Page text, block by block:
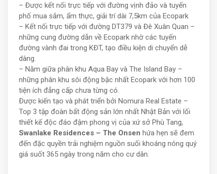
– Được kết nối trực tiếp với đường vịnh đảo và tuyến
phố mua sắm, ẩm thực, giải trí dài 7,5km của Ecopark
– Kết nối trực tiếp với đường DT379 và Đê Xuân Quan –
những cung đường dẫn về Ecopark nhờ các tuyến
đường vành đai trong KĐT, tạo điều kiện di chuyển dễ
dàng.
– Nằm giữa phân khu Aqua Bay và The Island Bay –
những phân khu sôi động bậc nhất Ecopark với hơn 100
tiện ích đẳng cấp chưa từng có.
Được kiến tạo và phát triển bởi Nomura Real Estate –
Top 3 tập đoàn bất động sản lớn nhất Nhật Bản với lối
thiết kế độc đáo đậm phong vị của xứ sở Phù Tang,
Swanlake Residences – The Onsen hứa hẹn sẽ đem
đến đặc quyền trải nghiệm nguồn suối khoáng nóng quý
giá suốt 365 ngày trong năm cho cư dân.